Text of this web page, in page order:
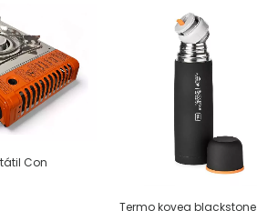
Con
Termo kovea blackstone